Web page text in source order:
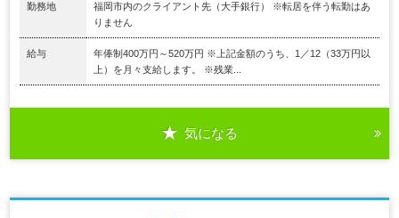
勤務地
福岡市内のクライアント先（大手銀行） ※転居を伴う転勤はあ
りません
給与
年俸制400万円～520万円 ※上記金額のうち、1／12（33万円以
上）を月々支給します。 ※残業...
気になる